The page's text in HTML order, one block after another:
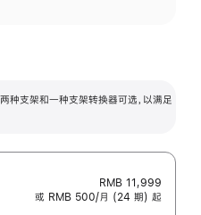
支架和一种支架转换器可选，以满足
RMB 11,999
或 RMB 500/月 (24 期) 起